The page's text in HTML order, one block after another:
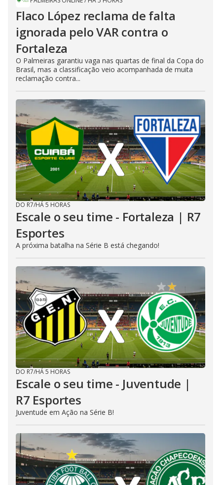
Flaco López reclama de falta
ignorada pelo VAR contra o
Fortaleza
O Palmeiras garantiu vaga nas quartas de final da Copa do
Brasil, mas a classificação veio acompanhada de muita
reclamação contra...
DO R7/HÁ 5 HORAS
Escale o seu time - Fortaleza | R7
Esportes
A próxima batalha na Série B está chegando!
DO R7/HÁ 5 HORAS
Escale o seu time - Juventude |
R7 Esportes
Juventude em Ação na Série B!